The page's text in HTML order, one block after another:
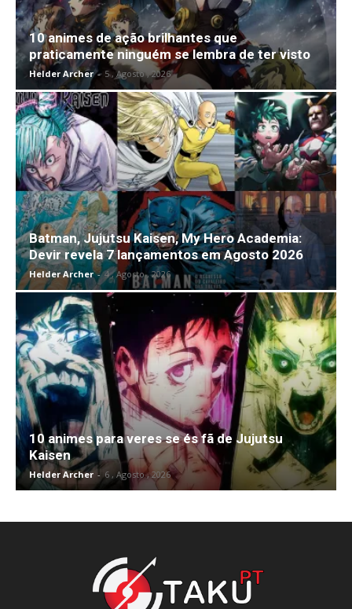
10 animes de ação brilhantes que
praticamente ninguém se lembra de ter visto
Helder Archer - 5 , Agosto , 2026
Batman, Jujutsu Kaisen, My Hero Academia:
Devir revela 7 lançamentos em Agosto 2026
Helder Archer - 4 , Agosto , 2026
10 animes para veres se és fã de Jujutsu
Kaisen
Helder Archer - 6 , Agosto , 2026